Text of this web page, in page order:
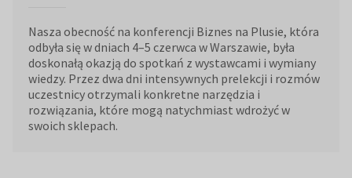
Nasza obecność na konferencji Biznes na Plusie, która
odbyła się w dniach 4–5 czerwca w Warszawie, była
doskonałą okazją do spotkań z wystawcami i wymiany
wiedzy. Przez dwa dni intensywnych prelekcji i rozmów
uczestnicy otrzymali konkretne narzędzia i
rozwiązania, które mogą natychmiast wdrożyć w
swoich sklepach.